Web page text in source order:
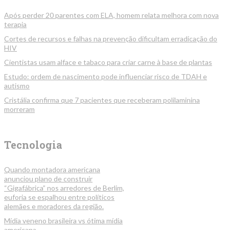
Após perder 20 parentes com ELA, homem relata melhora com nova
terapia
Cortes de recursos e falhas na prevenção dificultam erradicação do
HIV
Cientistas usam alface e tabaco para criar carne à base de plantas
Estudo: ordem de nascimento pode influenciar risco de TDAH e
autismo
Cristália confirma que 7 pacientes que receberam polilaminina
morreram
Tecnologia
Quando montadora americana
anunciou plano de construir
“Gigafábrica” nos arredores de Berlim,
euforia se espalhou entre políticos
alemães e moradores da região.
Mídia veneno brasileira vs ótima mídia